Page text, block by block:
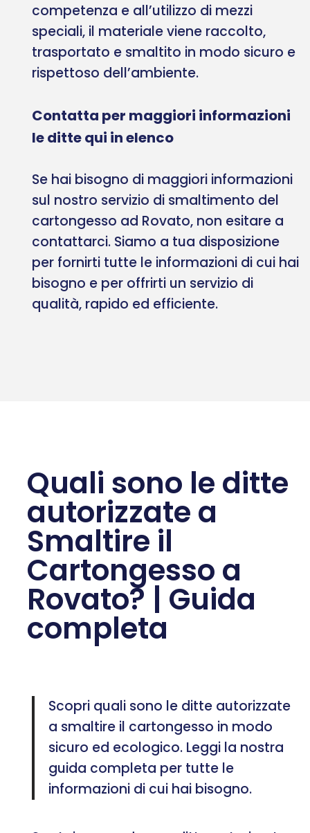
competenza e all’utilizzo di mezzi
speciali, il materiale viene raccolto,
trasportato e smaltito in modo sicuro e
rispettoso dell’ambiente.
Contatta per maggiori informazioni
le ditte qui in elenco
Se hai bisogno di maggiori informazioni
sul nostro servizio di smaltimento del
cartongesso ad Rovato, non esitare a
contattarci. Siamo a tua disposizione
per fornirti tutte le informazioni di cui hai
bisogno e per offrirti un servizio di
qualità, rapido ed efficiente.
Quali sono le ditte
autorizzate a
Smaltire il
Cartongesso a
Rovato? | Guida
completa
Scopri quali sono le ditte autorizzate
a smaltire il cartongesso in modo
sicuro ed ecologico. Leggi la nostra
guida completa per tutte le
informazioni di cui hai bisogno.